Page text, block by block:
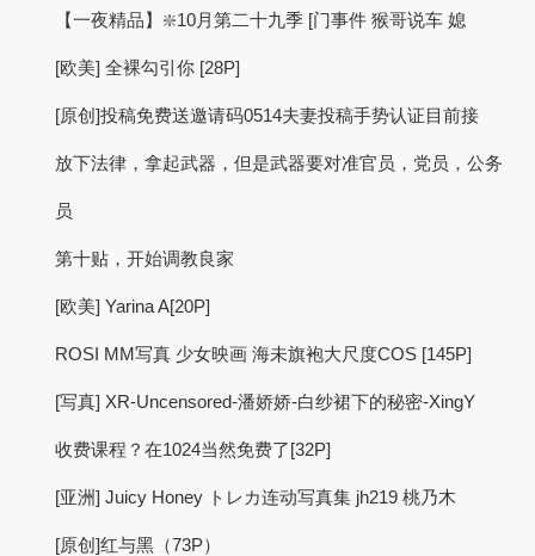
【一夜精品】❇️10月第二十九季 [门事件 猴哥说车 媳
[欧美] 全裸勾引你 [28P]
[原创]投稿免费送邀请码0514夫妻投稿手势认证目前接
放下法律，拿起武器，但是武器要对准官员，党员，公务
员
第十贴，开始调教良家
[欧美] Yarina A[20P]
ROSI MM写真 少女映画 海未旗袍大尺度COS [145P]
[写真] XR-Uncensored-潘娇娇-白纱裙下的秘密-XingY
收费课程？在1024当然免费了[32P]
[亚洲] Juicy Honey トレカ连动写真集 jh219 桃乃木
[原创]红与黑（73P）